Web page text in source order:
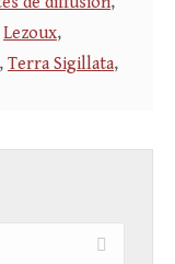
Lezoux,
, Terra Sigillata,